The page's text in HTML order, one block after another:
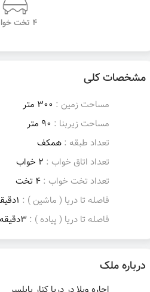
4 تخت خواب
مشخصات کلی
مساحت زمین : 300 متر
مساحت زیربنا : 90 متر
تعداد طبقه : همکف
تعداد اتاق خواب : 2 خواب
تعداد تخت خواب : 4 تخت
فاصله تا دریا ( ماشین ) : 1دقیقه
فاصله تا دریا ( پیاده ) : 3دقیقه
درباره ملک